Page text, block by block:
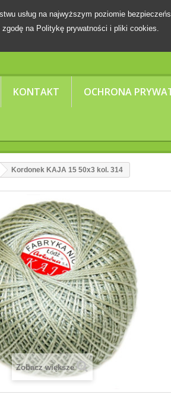
KONTAKT OCHRONA
usług na najwyższym poziomie
na Politykę prywatności i pliki cookies.
Kordonek KAJA 15 50x3 kol. 314
Zobacz większe